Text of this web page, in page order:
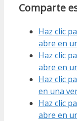
Comparte
Haz clic
abre en
Haz clic
abre en
Haz clic
en una
Haz clic
abre en